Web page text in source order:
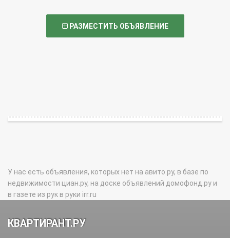
РАЗМЕСТИТЬ ОБЪЯВЛЕНИЕ
У нас есть объявления, которых нет на авито.ру, в базе по
недвижимости циан.ру, на доске объявлений домофонд.ру и
в газете из рук в руки irr.ru
КВАРТИРАНТ.РУ